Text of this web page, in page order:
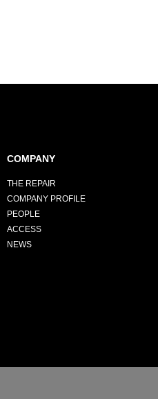
COMPANY
THE REPAIR
COMPANY PROFILE
PEOPLE
ACCESS
NEWS